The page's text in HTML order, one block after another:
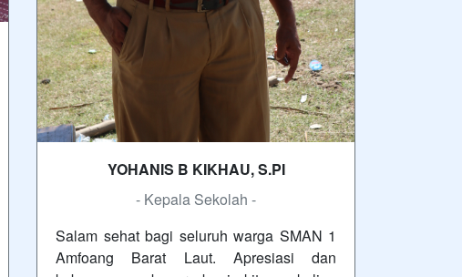
YOHANIS B KIKHAU, S.PI
- Kepala Sekolah -
Salam sehat bagi seluruh warga SMAN 1
Amfoang Barat Laut. Apresiasi dan